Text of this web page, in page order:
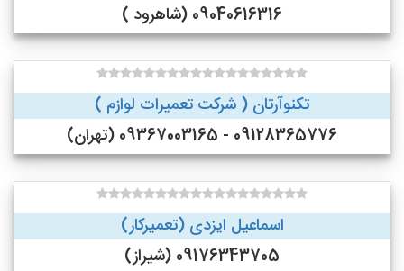
09040616316 (شاهرود )
تکنوآرتان ( شرکت تعمیرات لوازم )
09128365776 - 09367003165 (تهران)
اسماعیل ایزدی (تعمیرکار)
09176343705 (شیراز)